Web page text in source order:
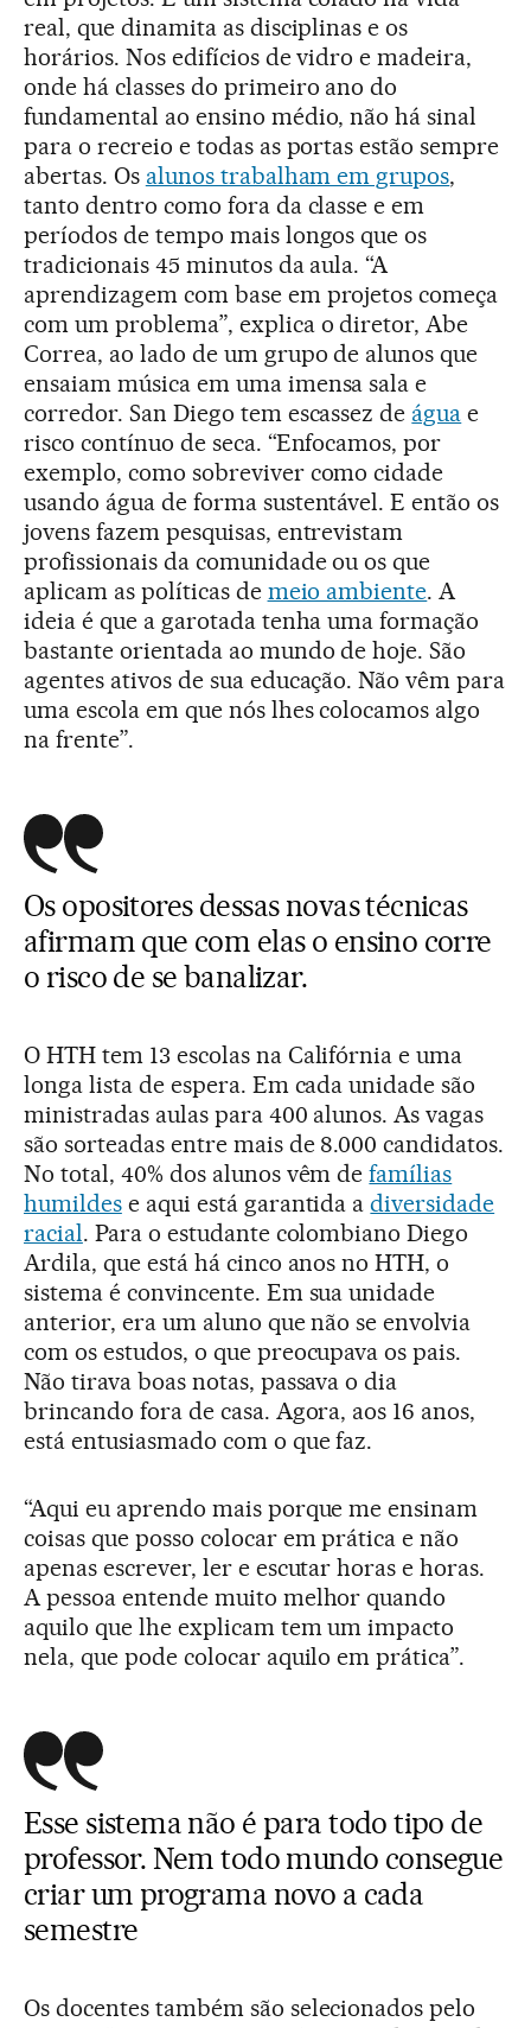
real, que dinamita as disciplinas e os
horários. Nos edifícios de vidro e madeira,
onde há classes do primeiro ano do
fundamental ao ensino médio, não há sinal
para o recreio e todas as portas estão sempre
abertas. Os alunos trabalham em grupos,
tanto dentro como fora da classe e em
períodos de tempo mais longos que os
tradicionais 45 minutos da aula. “A
aprendizagem com base em projetos começa
com um problema”, explica o diretor, Abe
Correa, ao lado de um grupo de alunos que
ensaiam música em uma imensa sala e
corredor. San Diego tem escassez de água e
risco contínuo de seca. “Enfocamos, por
exemplo, como sobreviver como cidade
usando água de forma sustentável. E então os
jovens fazem pesquisas, entrevistam
profissionais da comunidade ou os que
aplicam as políticas de meio ambiente. A
ideia é que a garotada tenha uma formação
bastante orientada ao mundo de hoje. São
agentes ativos de sua educação. Não vêm para
uma escola em que nós lhes colocamos algo
na frente”.
Os opositores dessas novas técnicas
afirmam que com elas o ensino corre
o risco de se banalizar.
O HTH tem 13 escolas na Califórnia e uma
longa lista de espera. Em cada unidade são
ministradas aulas para 400 alunos. As vagas
são sorteadas entre mais de 8.000 candidatos.
No total, 40% dos alunos vêm defamílias
humildese aqui está garantida adiversidade
racial. Para o estudante colombiano Diego
Ardila, que está há cinco anos no HTH, o
sistema é convincente. Em sua unidade
anterior, era um aluno que não se envolvia
com os estudos, o que preocupava os pais.
Não tirava boas notas, passava o dia
brincando fora de casa. Agora, aos 16 anos,
está entusiasmado com o que faz.
“Aqui eu aprendo mais porque me ensinam
coisas que posso colocar em prática e não
apenas escrever, ler e escutar horas e horas.
A pessoa entende muito melhor quando
aquilo que lhe explicam tem um impacto
nela, que pode colocar aquilo em prática”.
Esse sistema não é para todo tipo de
professor. Nem todo mundo consegue
criar um programa novo a cada
semestre
Os docentes também são selecionados pelo